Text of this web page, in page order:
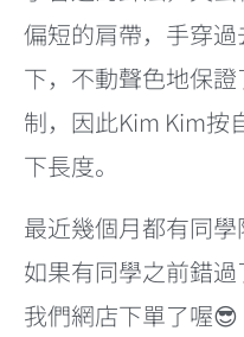
偏短的肩帶，手穿
下，不動聲色地保
制，因此Kim Kim按
下長度。
最近幾個月都有同學
如果有同學之前錯
我們網店下單了喔😎